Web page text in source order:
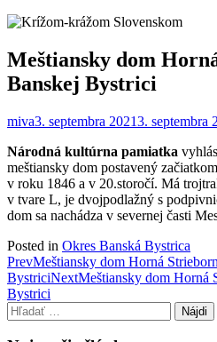
Meštiansky dom
Banskej Bystrici
miva3. septembra 20213. septembra
Národná kultúrna pamiatka
meštiansky dom postavený
v roku 1846 a v 20.storočí. Má
v tvare L, je dvojpodlažný s
dom sa nachádza v severnej časti
Posted in Okres Banská Bystrica
Post
navigation
PrevMeštiansky dom Horná
BystriciNextMeštiansky dom Horná
Bystrici
Hľadať: